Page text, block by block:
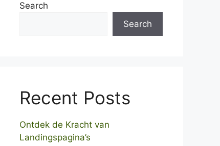
Search
Search
Recent Posts
Ontdek de Kracht van
Landingspagina’s